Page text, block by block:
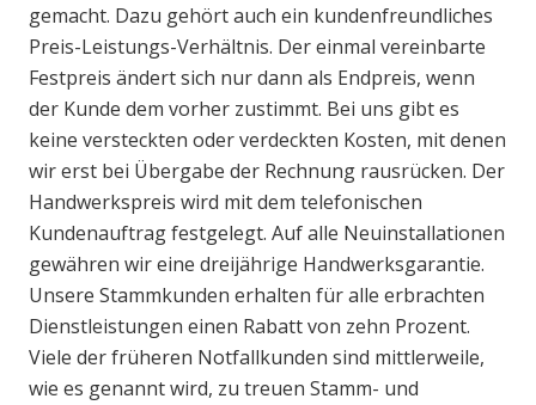
gemacht. Dazu gehört auch ein kundenfreundliches
Preis-Leistungs-Verhältnis. Der einmal vereinbarte
Festpreis ändert sich nur dann als Endpreis, wenn
der Kunde dem vorher zustimmt. Bei uns gibt es
keine versteckten oder verdeckten Kosten, mit denen
wir erst bei Übergabe der Rechnung rausrücken. Der
Handwerkspreis wird mit dem telefonischen
Kundenauftrag festgelegt. Auf alle Neuinstallationen
gewähren wir eine dreijährige Handwerksgarantie.
Unsere Stammkunden erhalten für alle erbrachten
Dienstleistungen einen Rabatt von zehn Prozent.
Viele der früheren Notfallkunden sind mittlerweile,
wie es genannt wird, zu treuen Stamm- und